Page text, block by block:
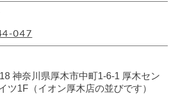
047
神奈川県厚木市中町1-6-1 厚木セン
ツ1F（イオン厚木店の並びです）